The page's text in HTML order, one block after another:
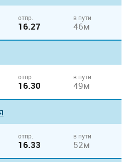
отпр.
16.27
в пути
46м
отпр.
16.30
в пути
49м
отпр.
16.33
в пути
52м